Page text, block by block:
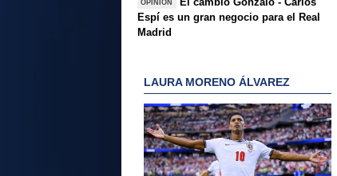
OPINIÓN
Espí es un gran negocio para el Real
Madrid
LAURA MORENO ÁLVAREZ